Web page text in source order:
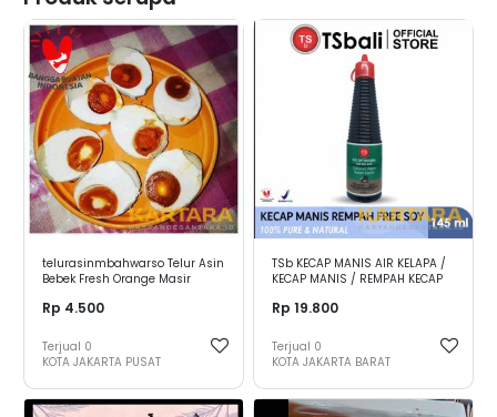
telurasinmbahwarso Telur Asin
Bebek Fresh Orange Masir
Rp 4.500
Terjual 0
KOTA JAKARTA PUSAT
TSb KECAP MANIS AIR KELAPA /
KECAP MANIS / REMPAH KECAP
soy
Rp 19.800
Terjual 0
KOTA JAKARTA BARAT